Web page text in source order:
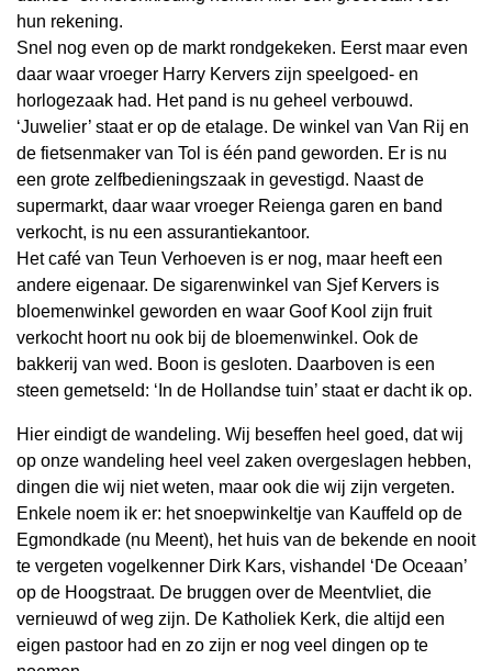
hun rekening.
Snel nog even op de markt rondgekeken. Eerst maar even
daar waar vroeger Harry Kervers zijn speelgoed- en
horlogezaak had. Het pand is nu geheel verbouwd.
‘Juwelier’ staat er op de etalage. De winkel van Van Rij en
de fietsenmaker van Tol is één pand geworden. Er is nu
een grote zelfbedieningszaak in gevestigd. Naast de
supermarkt, daar waar vroeger Reienga garen en band
verkocht, is nu een assurantiekantoor.
Het café van Teun Verhoeven is er nog, maar heeft een
andere eigenaar. De sigarenwinkel van Sjef Kervers is
bloemenwinkel geworden en waar Goof Kool zijn fruit
verkocht hoort nu ook bij de bloemenwinkel. Ook de
bakkerij van wed. Boon is gesloten. Daarboven is een
steen gemetseld: ‘In de Hollandse tuin’ staat er dacht ik op.
Hier eindigt de wandeling. Wij beseffen heel goed, dat wij
op onze wandeling heel veel zaken overgeslagen hebben,
dingen die wij niet weten, maar ook die wij zijn vergeten.
Enkele noem ik er: het snoepwinkeltje van Kauffeld op de
Egmondkade (nu Meent), het huis van de bekende en nooit
te vergeten vogelkenner Dirk Kars, vishandel ‘De Oceaan’
op de Hoogstraat. De bruggen over de Meentvliet, die
vernieuwd of weg zijn. De Katholiek Kerk, die altijd een
eigen pastoor had en zo zijn er nog veel dingen op te